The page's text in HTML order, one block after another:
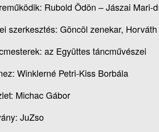
Rubold Ödön – Jászai
szerkesztés: Göncöl zenekar,
az Együttes táncművészei
Winklerné Petri-Kiss Borbála
Michac Gábor
JuZso